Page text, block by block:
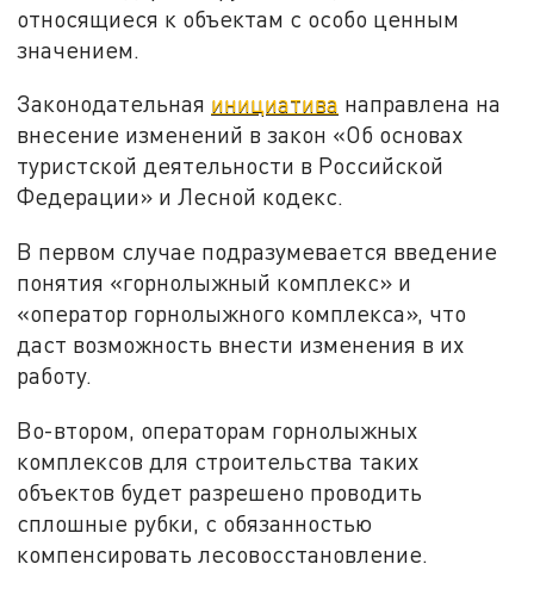
относящиеся к объектам с особо ценным
значением.
Законодательная инициатива направлена на
внесение изменений в закон «Об основах
туристской деятельности в Российской
Федерации» и Лесной кодекс.
В первом случае подразумевается введение
понятия «горнолыжный комплекс» и
«оператор горнолыжного комплекса», что
даст возможность внести изменения в их
работу.
Во-втором, операторам горнолыжных
комплексов для строительства таких
объектов будет разрешено проводить
сплошные рубки, с обязанностью
компенсировать лесовосстановление.